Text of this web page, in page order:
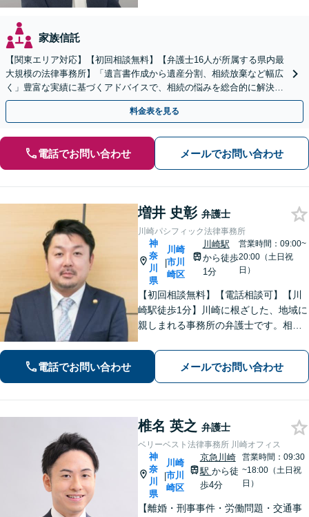
家族信託
【関東エリア対応】【初回相談無料】【弁護士16人が所属する県内最
大規模の法律事務所】「遺言書作成から遺産分割、相続放棄など幅広
く」豊富な実績に基づくアドバイスで、相続の悩みを総合的に解決へ
導く「相続登記義務化に対応」【WEB面談対応】
料金表を見る
電話でお問い合わせ メールでお問い合わせ
増井 史彰 弁護士
川崎パシフィック法律事務所
神
奈
川
県
|
川崎
市川
崎区
川崎駅
から徒歩
1分
営業時間：09:00~
20:00（土日祝
日）
【初回相談無料】【電話相談可】【川
崎駅徒歩1分】川崎に根ざした、地域に
親しまれる事務所の弁護士です。相
って対応致します。クチコミ・リピー
ターの方多数。お気軽にご相談くださ
い。
電話でお問い合わせ メールでお問い合わせ
椎名 英之 弁護士
ベリーベスト法律事務所 川崎オフィス
神
奈
川
県
|
川崎
市川
崎区
京急川崎
駅 から徒
歩4分
営業時間：09:30
~18:00（土日祝
日）
【離婚・刑事事件・労働問題・交通事